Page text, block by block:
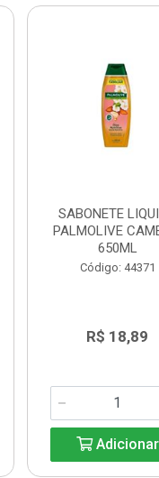
SABONETE
PALMOLIVE
650ML
Código: 44371
R$ 18,89
Adicionar